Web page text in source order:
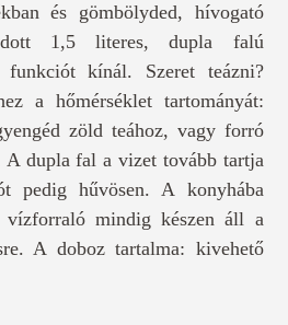
és gömbölyded, hívogató
1,5 literes, dupla falú
kínál. Szeret teázni?
a hőmérséklet tartományát:
zöld teához, vagy forró
A dupla fal a vizet tovább tartja
pedig hűvösen. A konyhába
mindig készen áll a
A doboz tartalma: kivehető